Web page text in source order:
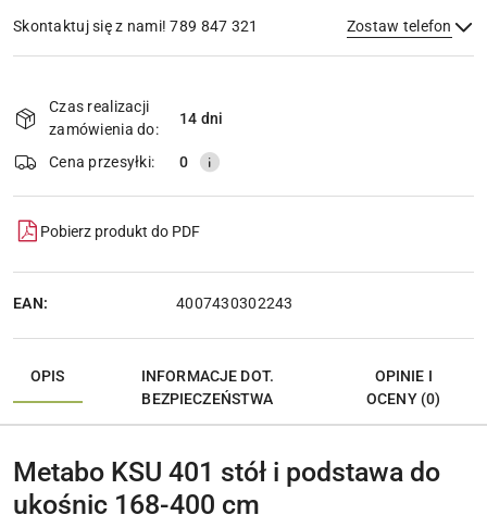
Skontaktuj się z nami! 789 847 321 Zostaw telefon
Wyślij
dostawa
Czas realizacji
zamówienia do:
14 dni
Cena przesyłki: 0
Pobierz produkt do PDF
EAN: 4007430302243
OPIS
INFORMACJE DOT.
BEZPIECZEŃSTWA
OPINIE I
OCENY (0)
Metabo KSU 401 stół i podstawa do
ukośnic 168-400 cm